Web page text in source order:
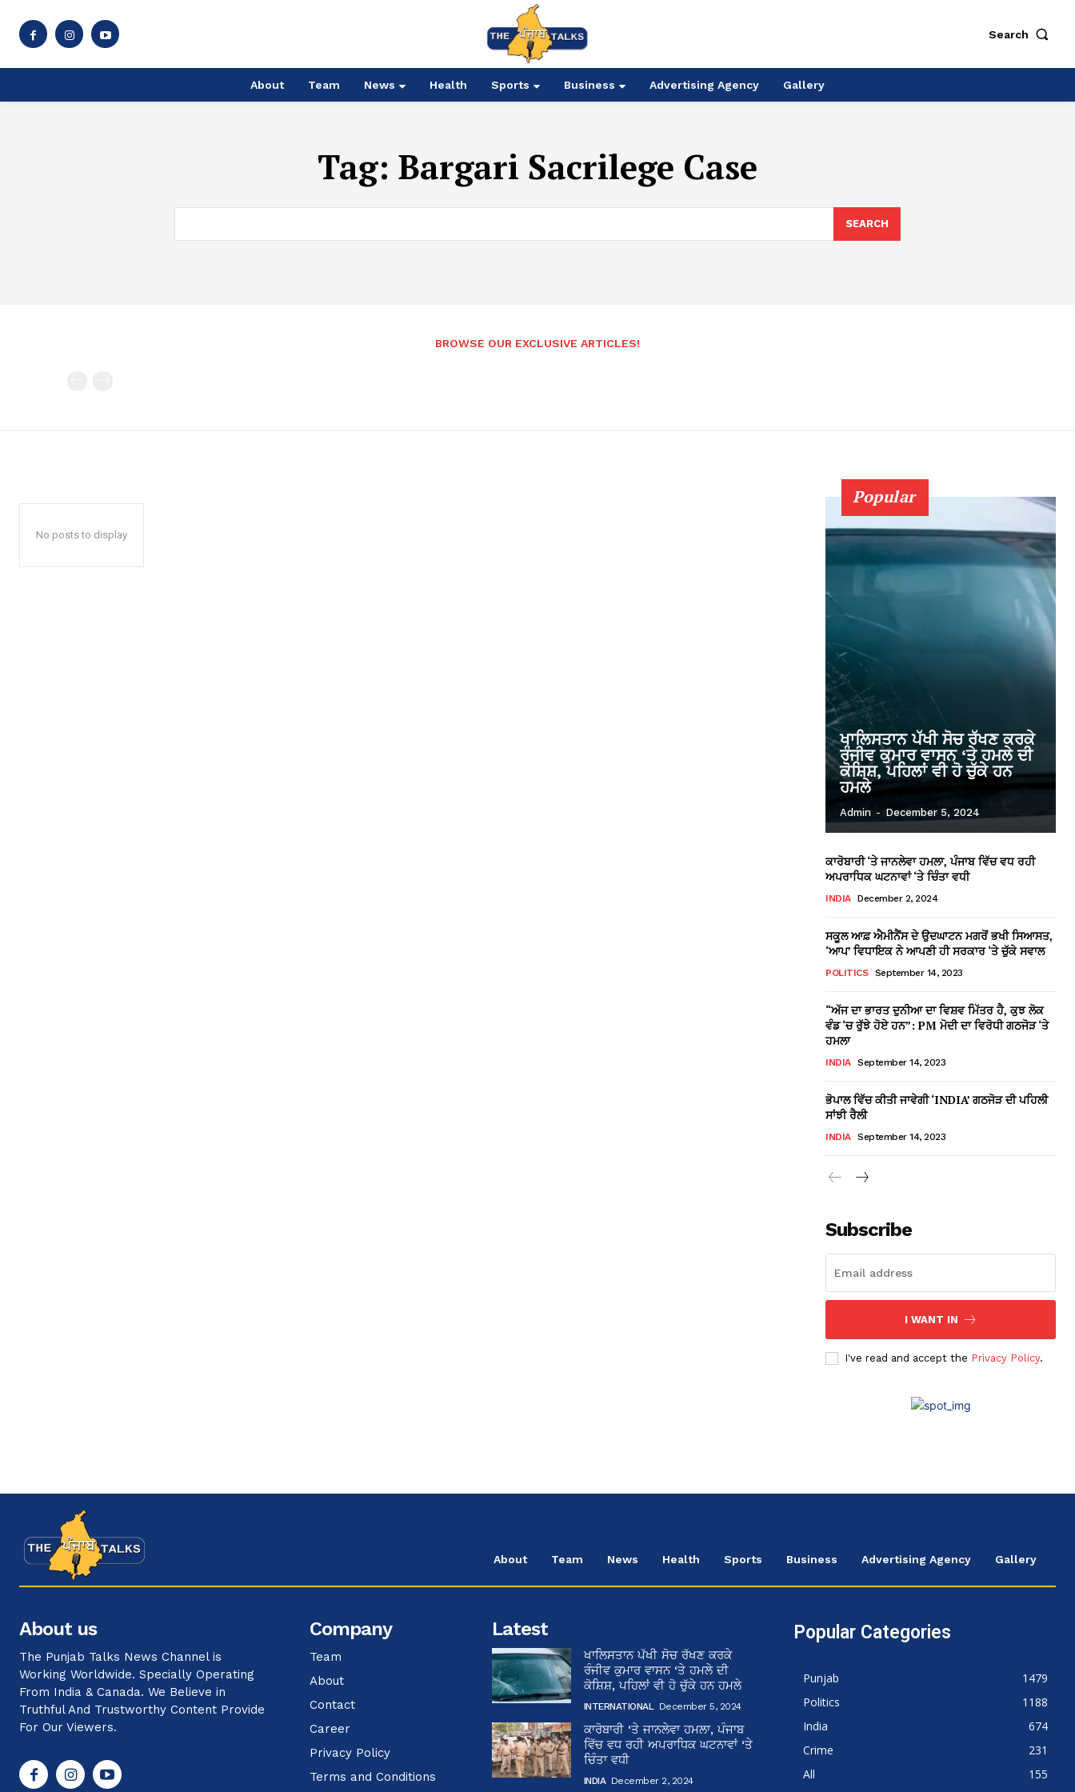
Search
About Team News Health Sports Business Advertising Agency Gallery
Tag: Bargari Sacrilege Case
SEARCH
BROWSE OUR EXCLUSIVE ARTICLES!
No posts to display
Popular
ਖਾਲਿਸਤਾਨ ਪੱਖੀ ਸੋਚ ਰੱਖਣ ਕਰਕੇ
ਰੰਜੀਵ ਕੁਮਾਰ ਵਾਸਨ ‘ਤੇ ਹਮਲੇ ਦੀ
ਕੋਸ਼ਿਸ਼, ਪਹਿਲਾਂ ਵੀ ਹੋ ਚੁੱਕੇ ਹਨ
ਹਮਲੇ
Admin - December 5, 2024
ਕਾਰੋਬਾਰੀ ‘ਤੇ ਜਾਨਲੇਵਾ ਹਮਲਾ, ਪੰਜਾਬ ਵਿੱਚ ਵਧ ਰਹੀ
ਅਪਰਾਧਿਕ ਘਟਨਾਵਾਂ ‘ਤੇ ਚਿੰਤਾ ਵਧੀ
INDIA December 2, 2024
ਸਕੂਲ ਆਫ਼ ਐਮੀਨੈਂਸ ਦੇ ਉਦਘਾਟਨ ਮਗਰੋਂ ਭਖੀ ਸਿਆਸਤ,
‘ਆਪ’ ਵਿਧਾਇਕ ਨੇ ਆਪਣੀ ਹੀ ਸਰਕਾਰ ‘ਤੇ ਚੁੱਕੇ ਸਵਾਲ
POLITICS September 14, 2023
“ਅੱਜ ਦਾ ਭਾਰਤ ਦੁਨੀਆ ਦਾ ਵਿਸ਼ਵ ਮਿੱਤਰ ਹੈ, ਕੁਝ ਲੋਕ
ਵੰਡ ‘ਚ ਰੁੱਝੇ ਹੋਏ ਹਨ”: PM ਮੋਦੀ ਦਾ ਵਿਰੋਧੀ ਗਠਜੋੜ ‘ਤੇ
ਹਮਲਾ
INDIA September 14, 2023
ਭੋਪਾਲ ਵਿੱਚ ਕੀਤੀ ਜਾਵੇਗੀ ‘INDIA’ ਗਠਜੋੜ ਦੀ ਪਹਿਲੀ
ਸਾਂਝੀ ਰੈਲੀ
INDIA September 14, 2023
Subscribe
I WANT IN
I've read and accept the Privacy Policy.
About Team News Health Sports Business Advertising Agency Gallery
About us
The Punjab Talks News Channel is
Working Worldwide. Specially Operating
From India & Canada. We Believe in
Truthful And Trustworthy Content Provide
For Our Viewers.
Company
Team
About
Contact
Career
Privacy Policy
Terms and Conditions
Latest
ਖਾਲਿਸਤਾਨ ਪੱਖੀ ਸੋਚ ਰੱਖਣ ਕਰਕੇ
ਰੰਜੀਵ ਕੁਮਾਰ ਵਾਸਨ ‘ਤੇ ਹਮਲੇ ਦੀ
ਕੋਸ਼ਿਸ਼, ਪਹਿਲਾਂ ਵੀ ਹੋ ਚੁੱਕੇ ਹਨ ਹਮਲੇ
INTERNATIONAL December 5, 2024
ਕਾਰੋਬਾਰੀ ‘ਤੇ ਜਾਨਲੇਵਾ ਹਮਲਾ, ਪੰਜਾਬ
ਵਿੱਚ ਵਧ ਰਹੀ ਅਪਰਾਧਿਕ ਘਟਨਾਵਾਂ ‘ਤੇ
ਚਿੰਤਾ ਵਧੀ
INDIA December 2, 2024
Popular Categories
Punjab
1479
Politics
1188
India
674
Crime
231
All
155